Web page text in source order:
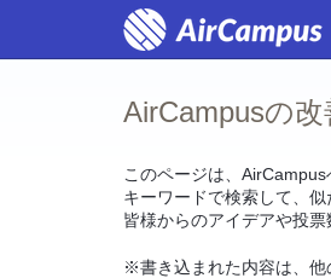
テ
AirCampusの改
このページは、AirCampus
キーワードで検索して、
皆様からのアイデアや投
※書き込まれた内容は、他